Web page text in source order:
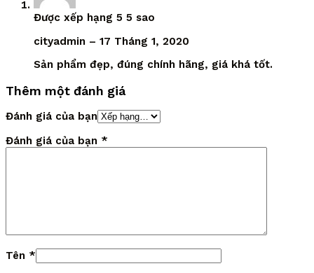
Được xếp hạng 5 5 sao
cityadmin – 17 Tháng 1, 2020
Sản phẩm đẹp, đúng chính hãng, giá khá tốt.
Thêm một đánh giá
Đánh giá của bạn
Đánh giá của bạn *
Tên *